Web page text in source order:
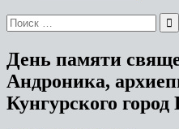
День памяти
Андроника,
Кунгурского